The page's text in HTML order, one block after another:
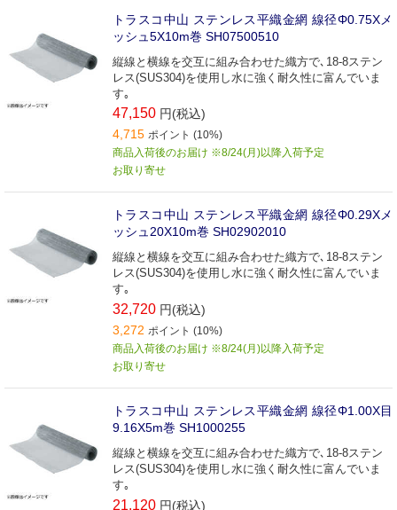
トラスコ中山 ステンレス平織金網 線径Φ0.75Xメ
ッシュ5X10m巻 SH07500510
縦線と横線を交互に組み合わせた織方で､18-8ステン
レス(SUS304)を使用し水に強く耐久性に富んでいま
す｡
47,150 円(税込)
4,715 ポイント (10%)
商品入荷後のお届け ※8/24(月)以降入荷予定
お取り寄せ
トラスコ中山 ステンレス平織金網 線径Φ0.29Xメ
ッシュ20X10m巻 SH02902010
縦線と横線を交互に組み合わせた織方で､18-8ステン
レス(SUS304)を使用し水に強く耐久性に富んでいま
す｡
32,720 円(税込)
3,272 ポイント (10%)
商品入荷後のお届け ※8/24(月)以降入荷予定
お取り寄せ
トラスコ中山 ステンレス平織金網 線径Φ1.00X目
9.16X5m巻 SH1000255
縦線と横線を交互に組み合わせた織方で､18-8ステン
レス(SUS304)を使用し水に強く耐久性に富んでいま
す｡
21,120 円(税込)